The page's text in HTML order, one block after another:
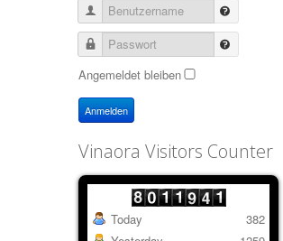
Benutzername
Passwort
Angemeldet bleiben
Anmelden
Vinaora Visitors Counter
Today
382